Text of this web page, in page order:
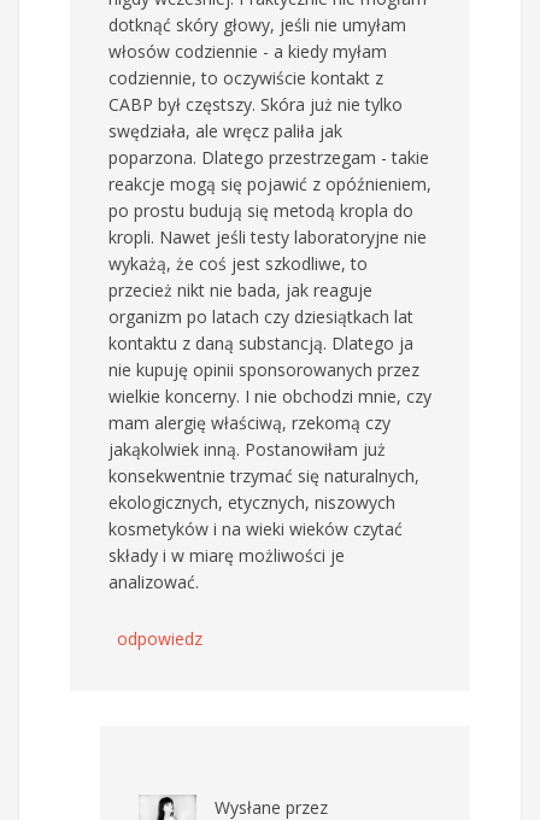
dotknąć skóry głowy, jeśli nie umyłam
włosów codziennie - a kiedy myłam
codziennie, to oczywiście kontakt z
CABP był częstszy. Skóra już nie tylko
swędziała, ale wręcz paliła jak
poparzona. Dlatego przestrzegam - takie
reakcje mogą się pojawić z opóźnieniem,
po prostu budują się metodą kropla do
kropli. Nawet jeśli testy laboratoryjne nie
wykażą, że coś jest szkodliwe, to
przecież nikt nie bada, jak reaguje
organizm po latach czy dziesiątkach lat
kontaktu z daną substancją. Dlatego ja
nie kupuję opinii sponsorowanych przez
wielkie koncerny. I nie obchodzi mnie, czy
mam alergię właściwą, rzekomą czy
jakąkolwiek inną. Postanowiłam już
konsekwentnie trzymać się naturalnych,
ekologicznych, etycznych, niszowych
kosmetyków i na wieki wieków czytać
składy i w miarę możliwości je
analizować.
odpowiedz
Wysłane przez